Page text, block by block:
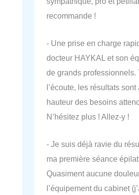
recommande !
- Une prise en charge
docteur HAYKAL et son
de grands professionnels.
l’écoute, les résultats sont
hauteur des besoins
N’hésitez plus ! Allez-y !
- Je suis déjà ravie du
ma première séance
Quasiment aucune
l’équipement du cabinet